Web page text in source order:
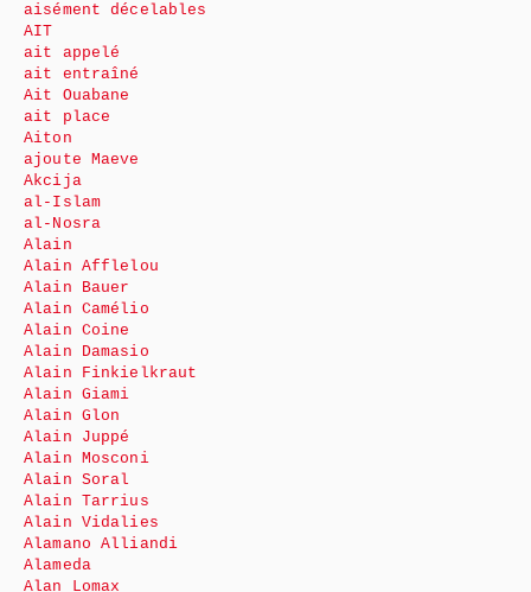
aisément décelables
AIT
ait appelé
ait entraîné
Ait Ouabane
ait place
Aiton
ajoute Maeve
Akcija
al-Islam
al-Nosra
Alain
Alain Afflelou
Alain Bauer
Alain Camélio
Alain Coine
Alain Damasio
Alain Finkielkraut
Alain Giami
Alain Glon
Alain Juppé
Alain Mosconi
Alain Soral
Alain Tarrius
Alain Vidalies
Alamano Alliandi
Alameda
Alan Lomax